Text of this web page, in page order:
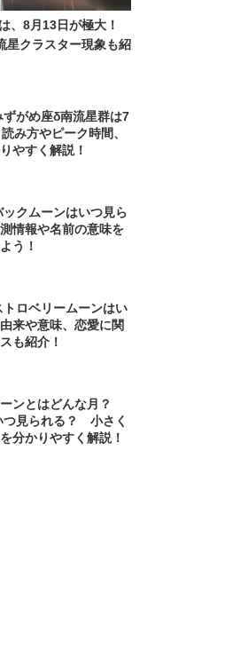
、8月13日が極大！
星クラスター現象も紹
がめ座δ南流星群は7
み方やピーク時間、
やすく解説！
クムーンはいつ見ら
情報や名前の意味を
う！
ロベリームーンはい
来や意味、恋愛に関
も紹介！
ンとはどんな月？
つ見られる？ 小さく
分かりやすく解説！